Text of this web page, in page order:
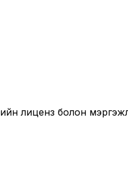
лиценз болон